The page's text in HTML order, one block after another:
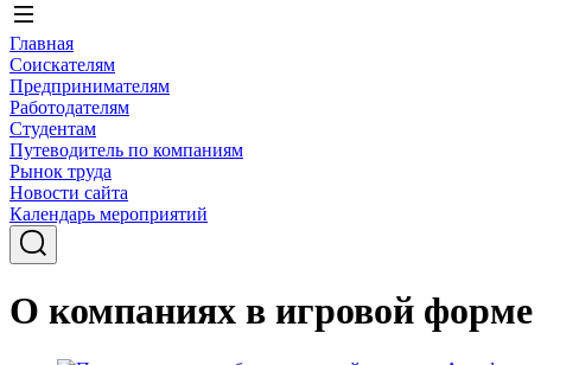
Главная
Соискателям
Предпринимателям
Работодателям
Студентам
Путеводитель по компаниям
Рынок труда
Новости сайта
Календарь мероприятий
О компаниях в игровой форме